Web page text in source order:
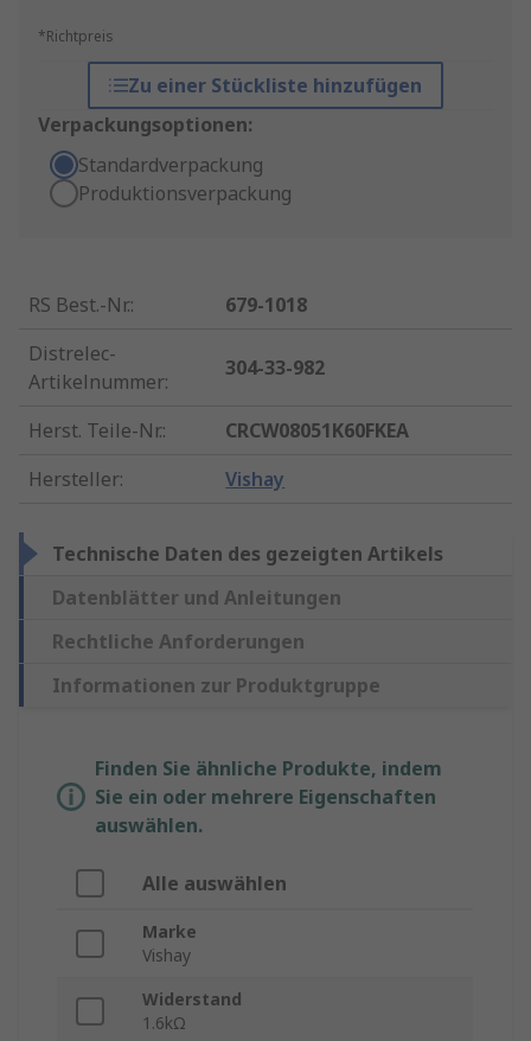
*Richtpreis
Zu einer Stückliste hinzufügen
Verpackungsoptionen:
Standardverpackung
Produktionsverpackung
RS Best.-Nr.:
679-1018
Distrelec-
Artikelnummer:
304-33-982
Herst. Teile-Nr.:
CRCW08051K60FKEA
Hersteller: Vishay
Technische Daten des gezeigten Artikels
Datenblätter und Anleitungen
Rechtliche Anforderungen
Informationen zur Produktgruppe
Finden Sie ähnliche Produkte, indem
Sie ein oder mehrere Eigenschaften
auswählen.
Alle auswählen
Marke
Vishay
Widerstand
1.6kΩ